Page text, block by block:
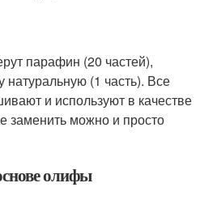
парафин (20 частей),
(1 часть). Все
и используют в качестве
заменить можно и просто
олифы